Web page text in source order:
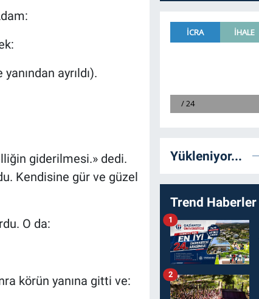
ayrıldı).
giderilmesi.» dedi.
Kendisine gür ve güzel
O da:
körün yanına gitti ve:
Yükleniyor...
Trend Haberler
1
2